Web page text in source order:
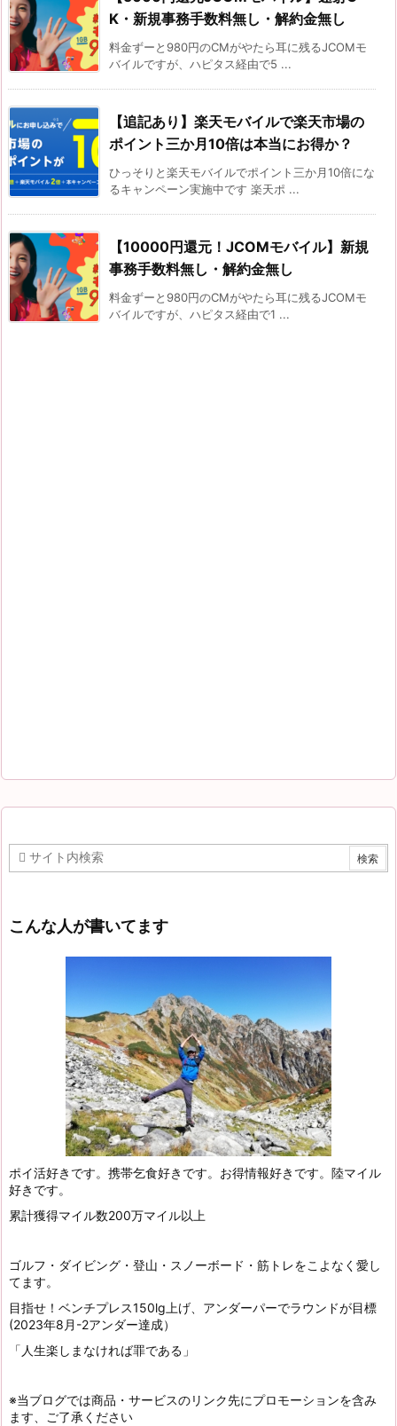
K・新規事務手数料無し・解約金無し
料金ずーと980円のCMがやたら耳に残るJCOMモ
バイルですが、ハピタス経由で5 ...
【追記あり】楽天モバイルで楽天市場の
ポイント三か月10倍は本当にお得か？
ひっそりと楽天モバイルでポイント三か月10倍にな
るキャンペーン実施中です 楽天ポ ...
【10000円還元！JCOMモバイル】新規
事務手数料無し・解約金無し
料金ずーと980円のCMがやたら耳に残るJCOMモ
バイルですが、ハピタス経由で1 ...
こんな人が書いてます
ポイ活好きです。携帯乞食好きです。お得情報好きです。陸マイル
好きです。
累計獲得マイル数200万マイル以上
ゴルフ・ダイビング・登山・スノーボード・筋トレをこよなく愛し
てます。
目指せ！ベンチプレス150lg上げ、アンダーパーでラウンドが目標
(2023年8月-2アンダー達成）
「人生楽しまなければ罪である」
※当ブログでは商品・サービスのリンク先にプロモーションを含み
ます、ご了承ください